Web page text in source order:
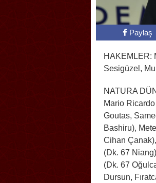
Paylaş
HAKEMLER:
Sesigüzel,
NATURA
Mario
Goutas,
Bashiru),
Cihan
(Dk. 67
(Dk. 67
Dursun,